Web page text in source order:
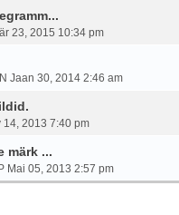
23, 2015 10:34 pm
N Jaan 30, 2014 2:46 am
14, 2013 7:40 pm
märk ...
Mai 05, 2013 2:57 pm